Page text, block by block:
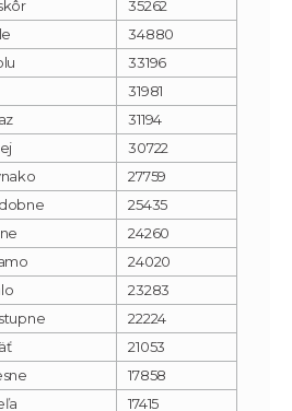
35262
34880
33196
31981
31194
30722
27759
25435
24260
24020
23283
22224
21053
17858
17415